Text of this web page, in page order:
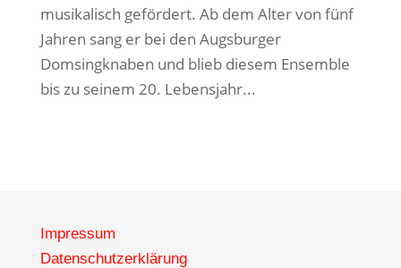
musikalisch gefördert. Ab dem Alter von fünf
Jahren sang er bei den Augsburger
Domsingknaben und blieb diesem Ensemble
bis zu seinem 20. Lebensjahr...
Impressum
Datenschutzerklärung